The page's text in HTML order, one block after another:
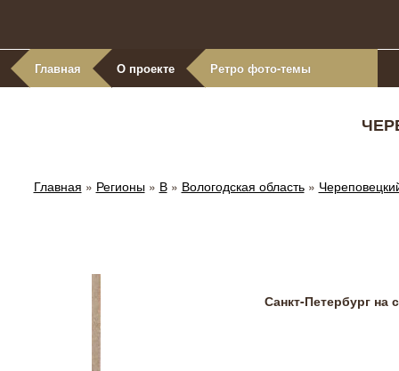
Главная О проекте Ретро фото-темы
Главная » Регионы» В» Вологодская область»
Санкт-Петербург на